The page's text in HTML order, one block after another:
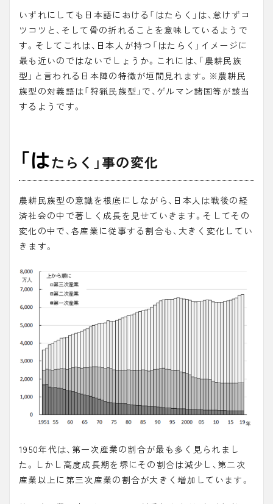
いずれにしても日本語における「はたらく」は、怠けずコ
ツコツと、そして骨の折れることを意味しているようで
す。そしてこれは、日本人が持つ「はたらく」イメージに
最も近いのではないでしょうか。これには、「 農耕民族
型 」と言われる日本陣の特徴が垣間見れます。※農耕民
族型の対義語は「狩猟民族型 」で、ゲルマン諸国等が該当
するようです。
「はたらく」事の変化
農耕民族型の意識を根底にしながら、日本人は戦後の経
済社会の中で著しく成長を見せていきます。そしてその
変化の中で、各産業に従事する割合も、大きく変化してい
きます。
1950年代は、第一次産業の割合が最も多く見られまし
た。しかし高度成長期を堺にその割合は減少し、第二次
産業以上に第三次産業の割合が大きく増加しています。